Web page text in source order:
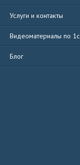
Услуги и контакты
Видеоматериалы по 1с
Блог